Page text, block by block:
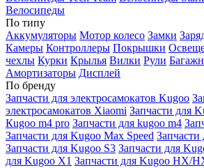
Велосипеды
По типу
Аккумуляторы Мотор колесо Замки
Камеры Контроллеры Покрышки
чехлы Курки Крылья Вилки Рули
Амортизаторы Дисплей
По бренду
Запчасти для электросамокатов Kugoo
электросамокатов Xiaomi Запчасти для
Кugoo m4 pro Запчасти для kugoo m4
Запчасти для Kugoo Max Speed Запчасти
Запчасти для Kugoo S3 Запчасти для
для Kugoo X1 Запчасти для Kugoo HX/